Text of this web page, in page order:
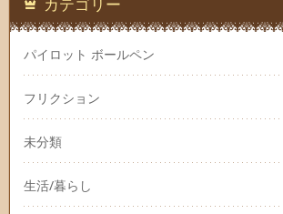
パイロット ボールペン
フリクション
未分類
生活/暮らし